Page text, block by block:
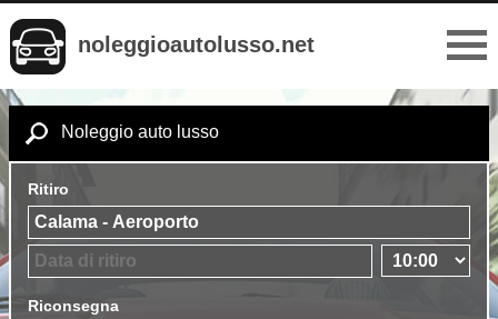
noleggioautolusso.net
Noleggio auto lusso
Ritiro
Riconsegna